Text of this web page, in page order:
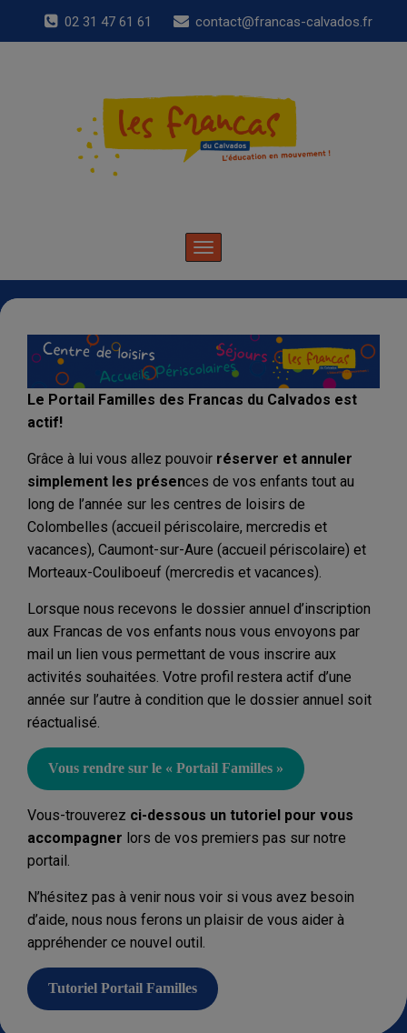
02 31 47 61 61 contact@francas-calvados.fr
Toggle
navigation
Le Portail Familles des Francas du Calvados est
actif!
Grâce à lui vous allez pouvoir réserver et annuler
simplement les présences de vos enfants tout au
long de l’année sur les centres de loisirs de
Colombelles (accueil périscolaire, mercredis et
vacances), Caumont-sur-Aure (accueil périscolaire) et
Morteaux-Couliboeuf (mercredis et vacances).
Lorsque nous recevons le dossier annuel d’inscription
aux Francas de vos enfants nous vous envoyons par
mail un lien vous permettant de vous inscrire aux
activités souhaitées. Votre profil restera actif d’une
année sur l’autre à condition que le dossier annuel soit
réactualisé.
Vous rendre sur le « Portail Familles »
Vous-trouverez ci-dessous un tutoriel pour vous
accompagner lors de vos premiers pas sur notre
portail.
N’hésitez pas à venir nous voir si vous avez besoin
d’aide, nous nous ferons un plaisir de vous aider à
appréhender ce nouvel outil.
Tutoriel Portail Familles